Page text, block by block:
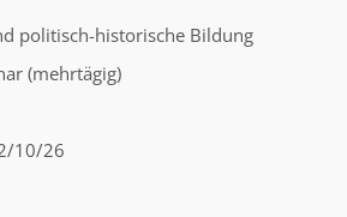
politisch-historische Bildung
(mehrtägig)
10/26